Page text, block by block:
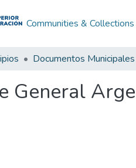
Communities & Collections
Documentos Municipales
General